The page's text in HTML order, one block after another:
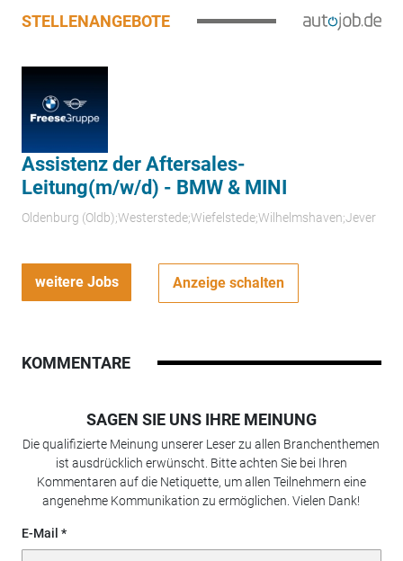
STELLENANGEBOTE
Assistenz der Aftersales-
Leitung(m/w/d) - BMW & MINI
Oldenburg (Oldb);Westerstede;Wiefelstede;Wilhelmshaven;Jever
weitere Jobs Anzeige schalten
KOMMENTARE
SAGEN SIE UNS IHRE MEINUNG
Die qualifizierte Meinung unserer Leser zu allen Branchenthemen
ist ausdrücklich erwünscht. Bitte achten Sie bei Ihren
Kommentaren auf die Netiquette, um allen Teilnehmern eine
angenehme Kommunikation zu ermöglichen. Vielen Dank!
E-Mail